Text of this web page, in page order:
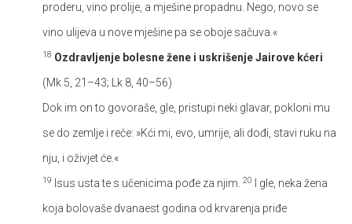
proderu, vino prolije, a mješine propadnu. Nego, novo se
vino ulijeva u nove mješine pa se oboje sačuva.«
18 Ozdravljenje bolesne žene i uskrišenje Jairove kćeri
(Mk 5, 21–43; Lk 8, 40–56)
Dok im on to govoraše, gle, pristupi neki glavar, pokloni mu
se do zemlje i reče: »Kći mi, evo, umrije, ali dođi, stavi ruku na
nju, i oživjet će.«
19 Isus usta te s učenicima pođe za njim. 20
I gle, neka žena
koja bolovaše dvanaest godina od krvarenja priđe